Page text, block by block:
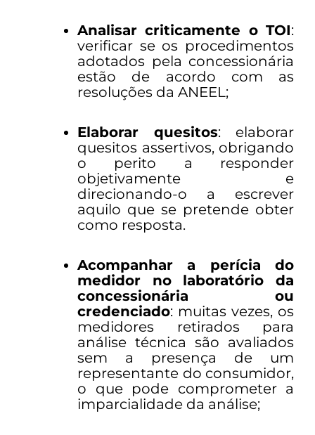
Analisar criticamente o TOI:
verificar se os procedimentos
adotados pela concessionária
estão de acordo com as
resoluções da ANEEL;
Elaborar quesitos: elaborar
quesitos assertivos, obrigando
o perito a responder
objetivamente e
direcionando-o a escrever
aquilo que se pretende obter
como resposta.
Acompanhar a perícia do
medidor no laboratório da
concessionária ou
credenciado: muitas vezes, os
medidores retirados para
análise técnica são avaliados
sem a presença de um
representante do consumidor,
o que pode comprometer a
imparcialidade da análise;